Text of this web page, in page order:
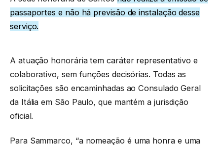
passaportes e não há previsão de instalação desse
serviço.
A atuação honorária tem caráter representativo e
colaborativo, sem funções decisórias. Todas as
solicitações são encaminhadas ao Consulado Geral
da Itália em São Paulo, que mantém a jurisdição
oficial.
Para Sammarco, “a nomeação é uma honra e uma